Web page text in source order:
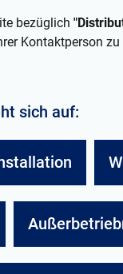
bezüglich
Kontaktperson
sich auf: